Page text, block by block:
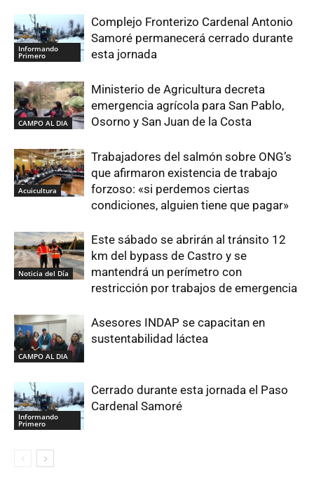
Informando
Primero
Complejo Fronterizo Cardenal Antonio
Samoré permanecerá cerrado durante
esta jornada
CAMPO AL DIA
Ministerio de Agricultura decreta
emergencia agrícola para San Pablo,
Osorno y San Juan de la Costa
Acuicultura
Trabajadores del salmón sobre ONG’s
que afirmaron existencia de trabajo
forzoso: «si perdemos ciertas
condiciones, alguien tiene que pagar»
Noticia del Día
Este sábado se abrirán al tránsito 12
km del bypass de Castro y se
mantendrá un perímetro con
restricción por trabajos de emergencia
CAMPO AL DIA
Asesores INDAP se capacitan en
sustentabilidad láctea
Informando
Primero
Cerrado durante esta jornada el Paso
Cardenal Samoré